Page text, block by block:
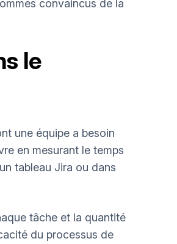
convaincus de la
le
une équipe a besoin
en mesurant le temps
tableau Jira ou dans
tâche et la quantité
du processus de